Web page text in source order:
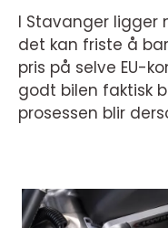
I Stavanger ligger
det kan friste å
pris på selve EU-
godt bilen faktisk
prosessen blir